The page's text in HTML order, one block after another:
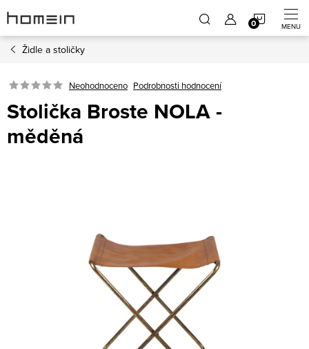
na
obsah
Židle a stoličky
Neohodnoceno Podrobnosti hodnocení
Stolička Broste NOLA -
měděná